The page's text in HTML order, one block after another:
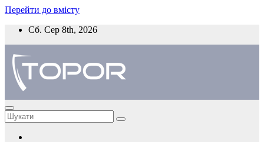
Перейти до вмісту
Сб. Сер 8th, 2026